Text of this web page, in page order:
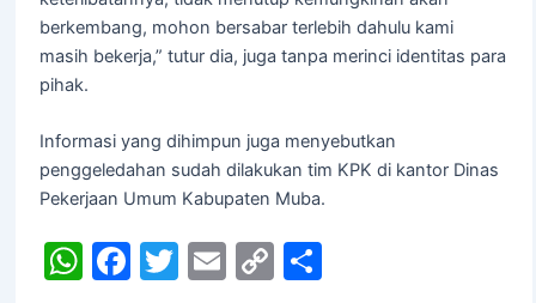
berkembang, mohon bersabar terlebih dahulu kami
masih bekerja,” tutur dia, juga tanpa merinci identitas para
pihak.
Informasi yang dihimpun juga menyebutkan
penggeledahan sudah dilakukan tim KPK di kantor Dinas
Pekerjaan Umum Kabupaten Muba.
W F T E C S